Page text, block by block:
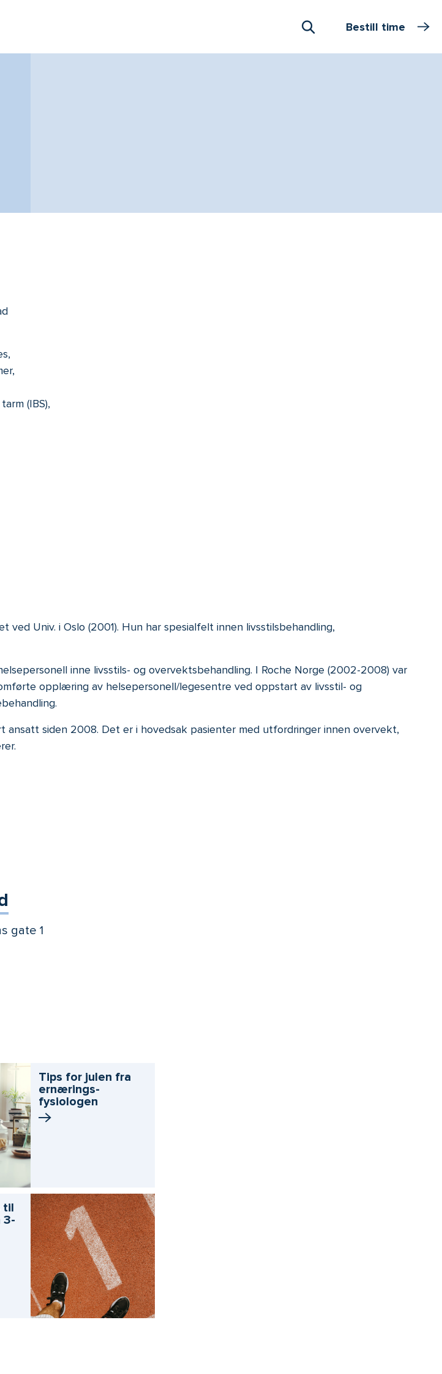
Bestill time
(IBS),
Univ. i Oslo (2001). Hun har spesialfelt innen livsstilsbehandling,
inne livsstils- og overvektsbehandling. I Roche Norge (2002-2008) var
opplæring av helsepersonell/legesentre ved oppstart av livsstil- og
siden 2008. Det er i hovedsak pasienter med utfordringer innen overvekt,
gate 1
Tips for julen fra
ernærings­
fysiologen
til
3-